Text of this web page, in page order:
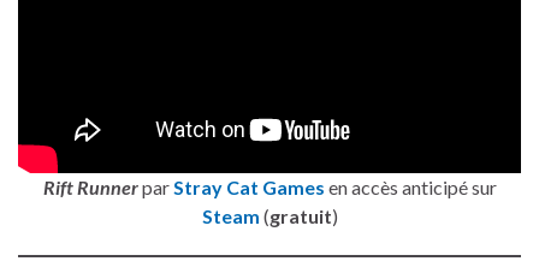
Rift RunnerparStray Cat Games en accès anticipé sur
Steam (gratuit)